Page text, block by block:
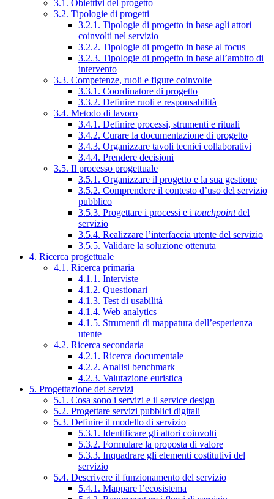
3.1. Obiettivi del progetto
3.2. Tipologie di progetti
3.2.1. Tipologie di progetto in base agli attori
coinvolti nel servizio
3.2.2. Tipologie di progetto in base al focus
3.2.3. Tipologie di progetto in base all’ambito di
intervento
3.3. Competenze, ruoli e figure coinvolte
3.3.1. Coordinatore di progetto
3.3.2. Definire ruoli e responsabilità
3.4. Metodo di lavoro
3.4.1. Definire processi, strumenti e rituali
3.4.2. Curare la documentazione di progetto
3.4.3. Organizzare tavoli tecnici collaborativi
3.4.4. Prendere decisioni
3.5. Il processo progettuale
3.5.1. Organizzare il progetto e la sua gestione
3.5.2. Comprendere il contesto d’uso del servizio
pubblico
3.5.3. Progettare i processi e i touchpointdel
servizio
3.5.4. Realizzare l’interfaccia utente del servizio
3.5.5. Validare la soluzione ottenuta
4. Ricerca progettuale
4.1. Ricerca primaria
4.1.1. Interviste
4.1.2. Questionari
4.1.3. Test di usabilità
4.1.4. Web analytics
4.1.5. Strumenti di mappatura dell’esperienza
utente
4.2. Ricerca secondaria
4.2.1. Ricerca documentale
4.2.2. Analisi benchmark
4.2.3. Valutazione euristica
5. Progettazione dei servizi
5.1. Cosa sono i servizi e il service design
5.2. Progettare servizi pubblici digitali
5.3. Definire il modello di servizio
5.3.1. Identificare gli attori coinvolti
5.3.2. Formulare la proposta di valore
5.3.3. Inquadrare gli elementi costitutivi del
servizio
5.4. Descrivere il funzionamento del servizio
5.4.1. Mappare l’ecosistema